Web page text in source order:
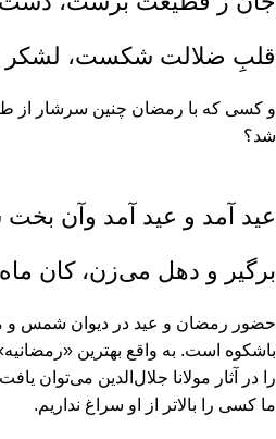
قلبِ ضلالت شکست، لشکر
و کسى که با رمضان چنین سرشار از
شد؟
عید آمد و عید آمد وآن بخت
برگیر و دهل مى‏‌زن، کان ماه
حضور رمضان و عید در دیوان شمس و
باشکوه است. به واقع بهترین
را در آثار مولانا جلال‏‌الدین مى‏‌توان
ما کسى را بالاتر از او سراغ نداریم.